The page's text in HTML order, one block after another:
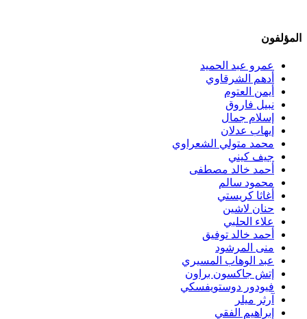
المؤلفون
عمرو عبد الحميد
أدهم الشرقاوي
أيمن العتوم
نبيل فاروق
إسلام جمال
إيهاب عدلان
محمد متولي الشعراوي
جيف كيني
أحمد خالد مصطفى
محمود سالم
أغاثا كريستي
حنان لاشين
علاء الحلبي
أحمد خالد توفيق
منى المرشود
عبد الوهاب المسيري
إتش جاكسون براون
فيودور دوستويفسكي
آرثر ميلر
إبراهيم الفقي